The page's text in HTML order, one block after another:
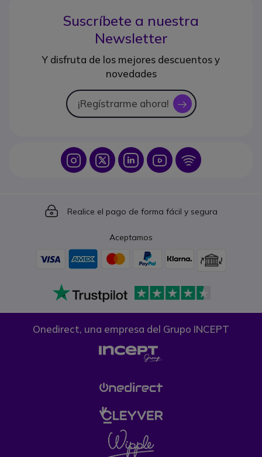
Suscríbete a nuestra
Newsletter
Y disfruta de los mejores descuentos y
novedades
¡Regístrarme ahora! icon
Icon IconIcon Icon Icon
Icon
Realice el pago de forma fácil y segura
Aceptamos
Onedirect, una empresa del Grupo INCEPT